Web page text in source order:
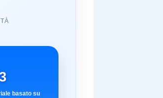
basato su